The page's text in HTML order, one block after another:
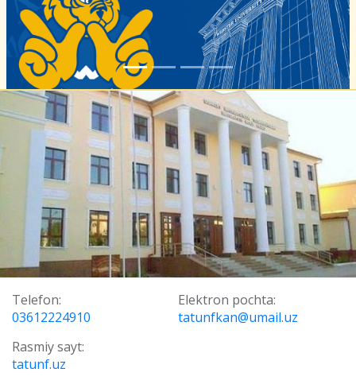
Telefon:
03612224910
Elektron pochta:
tatunfkan@umail.uz
Rasmiy sayt:
tatunf.uz